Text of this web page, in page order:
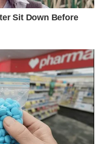
Sit Down Before